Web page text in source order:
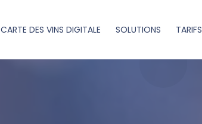
CARTE DES VINS DIGITALE SOLUTIONS TARIFS